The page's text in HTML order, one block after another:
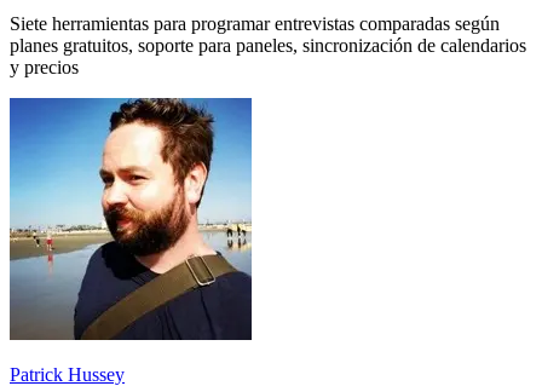
Siete herramientas para programar entrevistas comparadas según
planes gratuitos, soporte para paneles, sincronización de calendarios
y precios
Patrick Hussey